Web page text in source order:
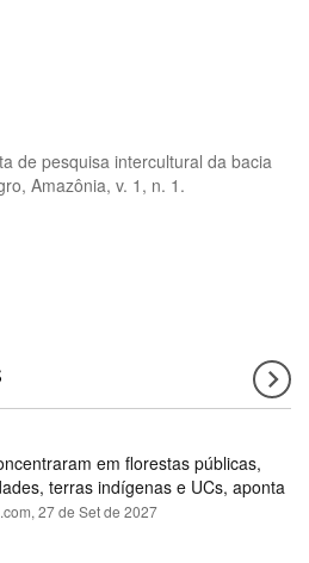
de pesquisa intercultural da bacia
Amazônia, v. 1, n. 1.
em florestas públicas,
terras indígenas e UCs, aponta
27 de Set de 2027